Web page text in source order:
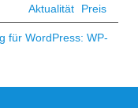
Aktualität
Preis
für WordPress: WP-